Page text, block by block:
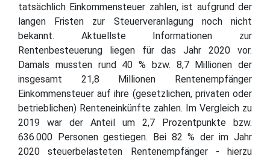
tatsächlich Einkommensteuer zahlen, ist aufgrund der
langen Fristen zur Steuerveranlagung noch nicht
bekannt. Aktuellste Informationen zur
Rentenbesteuerung liegen für das Jahr 2020 vor.
Damals mussten rund 40 % bzw. 8,7 Millionen der
insgesamt 21,8 Millionen Rentenempfänger
Einkommensteuer auf ihre (gesetzlichen, privaten oder
betrieblichen) Renteneinkünfte zahlen. Im Vergleich zu
2019 war der Anteil um 2,7 Prozentpunkte bzw.
636.000 Personen gestiegen. Bei 82 % der im Jahr
2020 steuerbelasteten Rentenempfänger - hierzu